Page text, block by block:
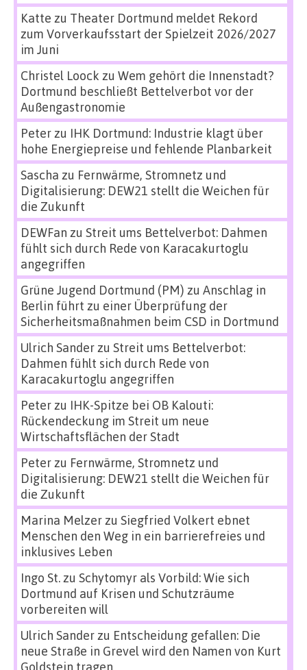
Katte zu Theater Dortmund meldet Rekord
zum Vorverkaufsstart der Spielzeit 2026/2027
im Juni
Christel Loock zu Wem gehört die Innenstadt?
Dortmund beschließt Bettelverbot vor der
Außengastronomie
Peterzu IHK Dortmund: Industrie klagt über
hohe Energiepreise und fehlende Planbarkeit
Sascha zu Fernwärme, Stromnetz und
Digitalisierung: DEW21 stellt die Weichen für
die Zukunft
DEWFan zu Streit ums Bettelverbot: Dahmen
fühlt sich durch Rede von Karacakurtoglu
angegriffen
Grüne Jugend Dortmund (PM) zu Anschlag in
Berlin führt zu einer Überprüfung der
Sicherheitsmaßnahmen beim CSD in Dortmund
Ulrich Sanderzu Streit ums Bettelverbot:
Dahmen fühlt sich durch Rede von
Karacakurtoglu angegriffen
Peterzu IHK-Spitze bei OB Kalouti:
Rückendeckung im Streit um neue
Wirtschaftsflächen der Stadt
Peterzu Fernwärme, Stromnetz und
Digitalisierung: DEW21 stellt die Weichen für
die Zukunft
Marina Melzerzu Siegfried Volkert ebnet
Menschen den Weg in ein barrierefreies und
inklusives Leben
Ingo St.zu Schytomyr als Vorbild: Wie sich
Dortmund auf Krisen und Schutzräume
vorbereiten will
Ulrich Sanderzu Entscheidung gefallen: Die
neue Straße in Grevel wird den Namen von Kurt
Goldstein tragen